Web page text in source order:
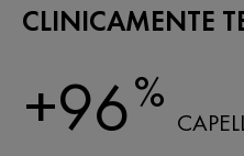
CLINICAMENTE
+96%